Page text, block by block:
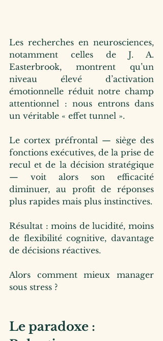
Les recherches en neurosciences,
notamment celles de J. A.
Easterbrook, montrent qu’un
niveau élevé d’activation
émotionnelle réduit notre champ
attentionnel : nous entrons dans
un véritable « effet tunnel ».
Le cortex préfrontal — siège des
fonctions exécutives, de la prise de
recul et de la décision stratégique
— voit alors son efficacité
diminuer, au profit de réponses
plus rapides mais plus instinctives.
Résultat : moins de lucidité, moins
de flexibilité cognitive, davantage
de décisions réactives.
Alors comment mieux manager
sous stress ?
Le paradoxe :